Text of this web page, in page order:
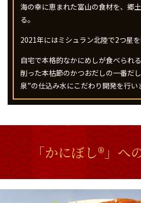
海の幸に恵まれた富山の食材を、郷
る。
2021年にはミシュラン北陸で2つ星を
自宅で本格的なかにめしが食べられ
削った本枯節のかつおだしの一番だ
泉”の仕込み水にこだわり開発を行い
「かにぼし®」へ